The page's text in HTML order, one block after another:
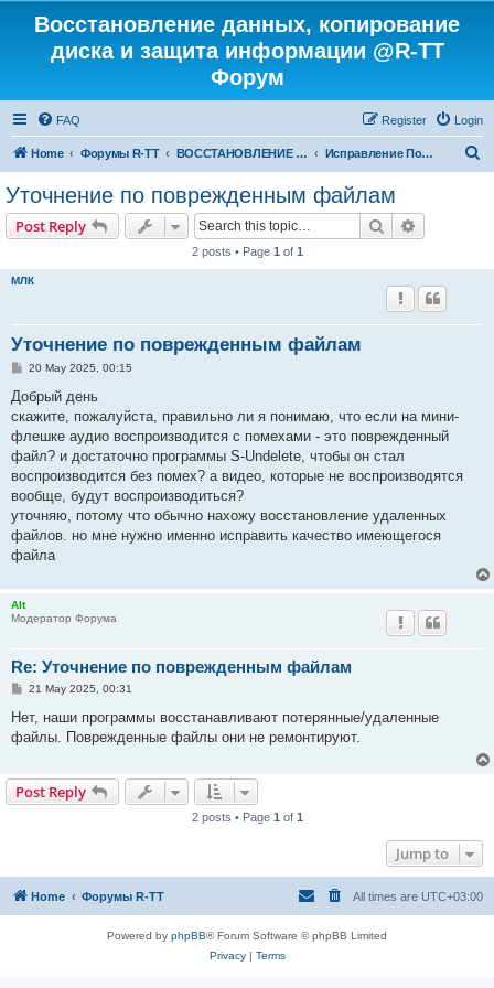
Восстановление данных, копирование
диска и защита информации @R-TT
Форум
FAQ Login
Register
Home Форумы R-TT ВОССТАНОВЛЕНИЕ ДАННЫХ И УДАЛЕННЫХ ФАЙЛОВ Исправление Поврежденных Файлов
Уточнение по поврежденным файлам
Post Reply Search
2 posts • Page 1 of 1
МЛК
Уточнение по поврежденным файлам
P
s
20 May 2025, 00:15
Добрый день
скажите, пожалуйста, правильно ли я понимаю, что если на мини-
флешке аудио воспроизводится с помехами - это поврежденный
файл? и достаточно программы S-Undelete, чтобы он стал
воспроизводится без помех? а видео, которые не воспроизводятся
вообще, будут воспроизводиться?
уточняю, потому что обычно нахожу восстановление удаленных
файлов. но мне нужно именно исправить качество имеющегося
файла
Alt
Модератор Форума
Re: Уточнение по поврежденным файлам
P
s
21 May 2025, 00:31
Нет, наши программы восстанавливают потерянные/удаленные
файлы. Поврежденные файлы они не ремонтируют.
Post Reply
2 posts • Page 1 of 1
Jump to
Home Форумы R-TT All times are UTC+03:00
Powered by phpBB® Forum Software © phpBB Limited
Privacy| Terms